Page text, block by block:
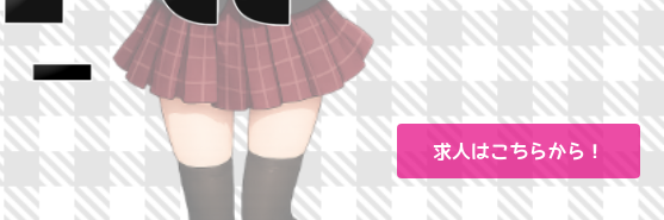
求人はこちらから！